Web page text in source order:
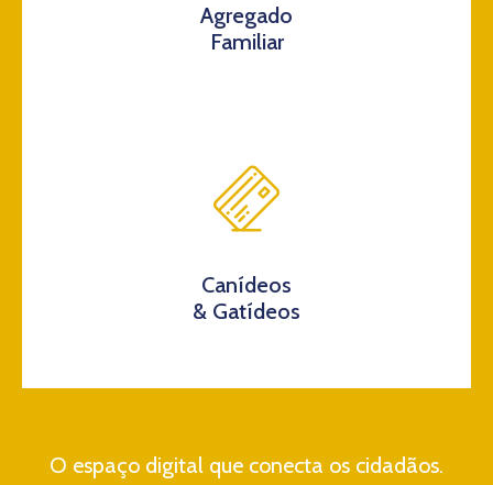
Agregado
Familiar
Canídeos
& Gatídeos
O espaço digital que conecta os cidadãos.